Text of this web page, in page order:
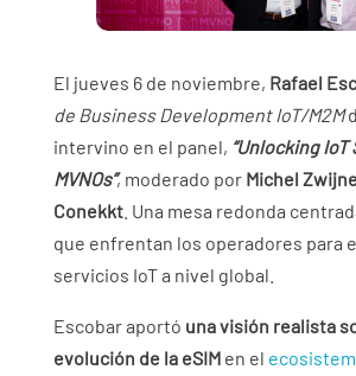
El jueves 6 de noviembre, Rafael
de Business Development IoT/M2M
intervino en el panel, “Unlocking
MVNOs”, moderado por Michel
Conekkt. Una mesa redonda
que enfrentan los operadores para
servicios IoT a nivel global.
Escobar aportó una visión realista
evolución de la eSIMen el